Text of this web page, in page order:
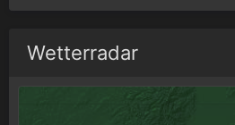
Wetterradar